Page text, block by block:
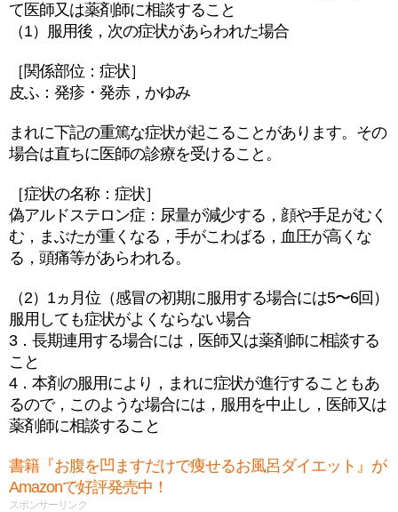
て医師又は薬剤師に相談すること
（1）服用後，次の症状があらわれた場合
［関係部位：症状］
皮ふ：発疹・発赤，かゆみ
まれに下記の重篤な症状が起こることがあります。その
場合は直ちに医師の診療を受けること。
［症状の名称：症状］
偽アルドステロン症：尿量が減少する，顔や手足がむく
む，まぶたが重くなる，手がこわばる，血圧が高くな
る，頭痛等があらわれる。
（2）1ヵ月位（感冒の初期に服用する場合には5〜6回）
服用しても症状がよくならない場合
3．長期連用する場合には，医師又は薬剤師に相談する
こと
4．本剤の服用により，まれに症状が進行することもあ
るので，このような場合には，服用を中止し，医師又は
薬剤師に相談すること
書籍『お腹を凹ますだけで痩せるお風呂ダイエット』が
Amazonで好評発売中！
スポンサーリンク